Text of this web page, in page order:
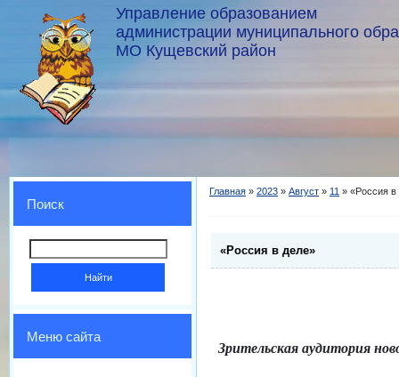
Управление образованием
администрации муниципального
МО Кущевский район
Поиск
Меню сайта
Главная » 2023 » Август » 11 » «Россия в
«Россия в деле»
Зрительская аудитория